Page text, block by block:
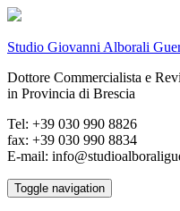
Studio Giovanni Alborali
Dottore Commercialista e
in Provincia di Brescia
Tel: +39 030 990 8826
fax: +39 030 990 8834
E-mail:
Toggle navigation